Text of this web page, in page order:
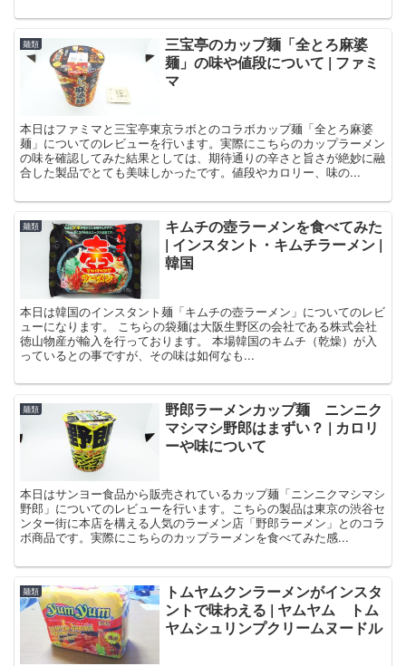
麺類
三宝亭のカップ麺「全とろ麻婆
麺」の味や値段について | ファミ
マ
本日はファミマと三宝亭東京ラボとのコラボカップ麺「全とろ麻婆
麺」についてのレビューを行います。実際にこちらのカップラーメン
の味を確認してみた結果としては、期待通りの辛さと旨さが絶妙に融
合した製品でとても美味しかったです。値段やカロリー、味の...
麺類
キムチの壺ラーメンを食べてみた
| インスタント・キムチラーメン |
韓国
本日は韓国のインスタント麺「キムチの壺ラーメン」についてのレビ
ューになります。 こちらの袋麺は大阪生野区の会社である株式会社
徳山物産が輸入を行っております。 本場韓国のキムチ（乾燥）が入
っているとの事ですが、その味は如何なも...
麺類
野郎ラーメンカップ麺 ニンニク
マシマシ野郎はまずい？ | カロリ
ーや味について
本日はサンヨー食品から販売されているカップ麺「ニンニクマシマシ
野郎」についてのレビューを行います。こちらの製品は東京の渋谷セ
ンター街に本店を構える人気のラーメン店「野郎ラーメン」とのコラ
ボ商品です。実際にこちらのカップラーメンを食べてみた感...
麺類
トムヤムクンラーメンがインスタ
ントで味わえる | ヤムヤム トム
ヤムシュリンプクリームヌードル